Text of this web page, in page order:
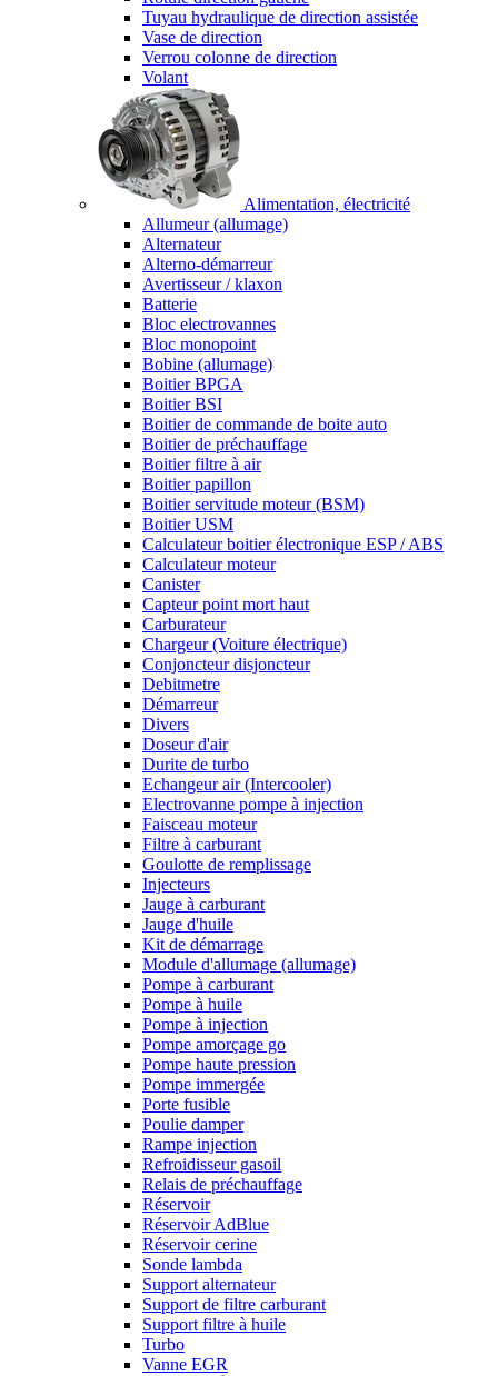
Tuyau hydraulique de direction assistée
Vase de direction
Verrou colonne de direction
Volant
Alimentation, électricité
Allumeur (allumage)
Alternateur
Alterno-démarreur
Avertisseur / klaxon
Batterie
Bloc electrovannes
Bloc monopoint
Bobine (allumage)
Boitier BPGA
Boitier BSI
Boitier de commande de boite auto
Boitier de préchauffage
Boitier filtre à air
Boitier papillon
Boitier servitude moteur (BSM)
Boitier USM
Calculateur boitier électronique ESP / ABS
Calculateur moteur
Canister
Capteur point mort haut
Carburateur
Chargeur (Voiture électrique)
Conjoncteur disjoncteur
Debitmetre
Démarreur
Divers
Doseur d'air
Durite de turbo
Echangeur air (Intercooler)
Electrovanne pompe à injection
Faisceau moteur
Filtre à carburant
Goulotte de remplissage
Injecteurs
Jauge à carburant
Jauge d'huile
Kit de démarrage
Module d'allumage (allumage)
Pompe à carburant
Pompe à huile
Pompe à injection
Pompe amorçage go
Pompe haute pression
Pompe immergée
Porte fusible
Poulie damper
Rampe injection
Refroidisseur gasoil
Relais de préchauffage
Réservoir
Réservoir AdBlue
Réservoir cerine
Sonde lambda
Support alternateur
Support de filtre carburant
Support filtre à huile
Turbo
Vanne EGR